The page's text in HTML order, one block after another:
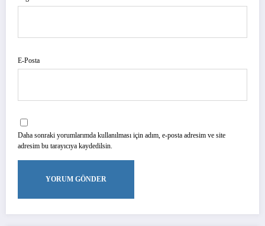
E-Posta
Daha sonraki yorumlarımda kullanılması için adım, e-posta adresim ve site
adresim bu tarayıcıya kaydedilsin.